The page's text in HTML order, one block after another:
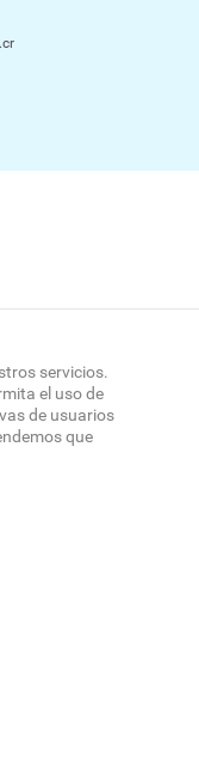
servicios.
el uso de
de usuarios
que